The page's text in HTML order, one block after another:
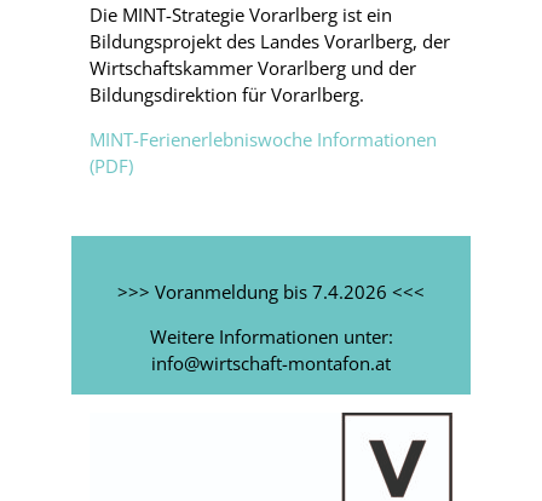
Die MINT-Strategie Vorarlberg ist ein
Bildungsprojekt des Landes Vorarlberg, der
Wirtschaftskammer Vorarlberg und der
Bildungsdirektion für Vorarlberg.
MINT-Ferienerlebniswoche Informationen
(PDF)
>>> Voranmeldung bis 7.4.2026 <<<
Weitere Informationen unter:
info@wirtschaft-montafon.at